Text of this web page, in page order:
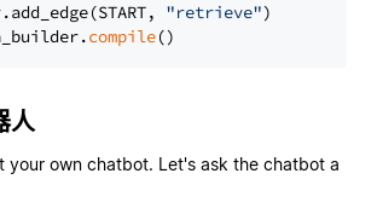
"retrieve")
compile
人
your own chatbot. Let's ask the chatbot a